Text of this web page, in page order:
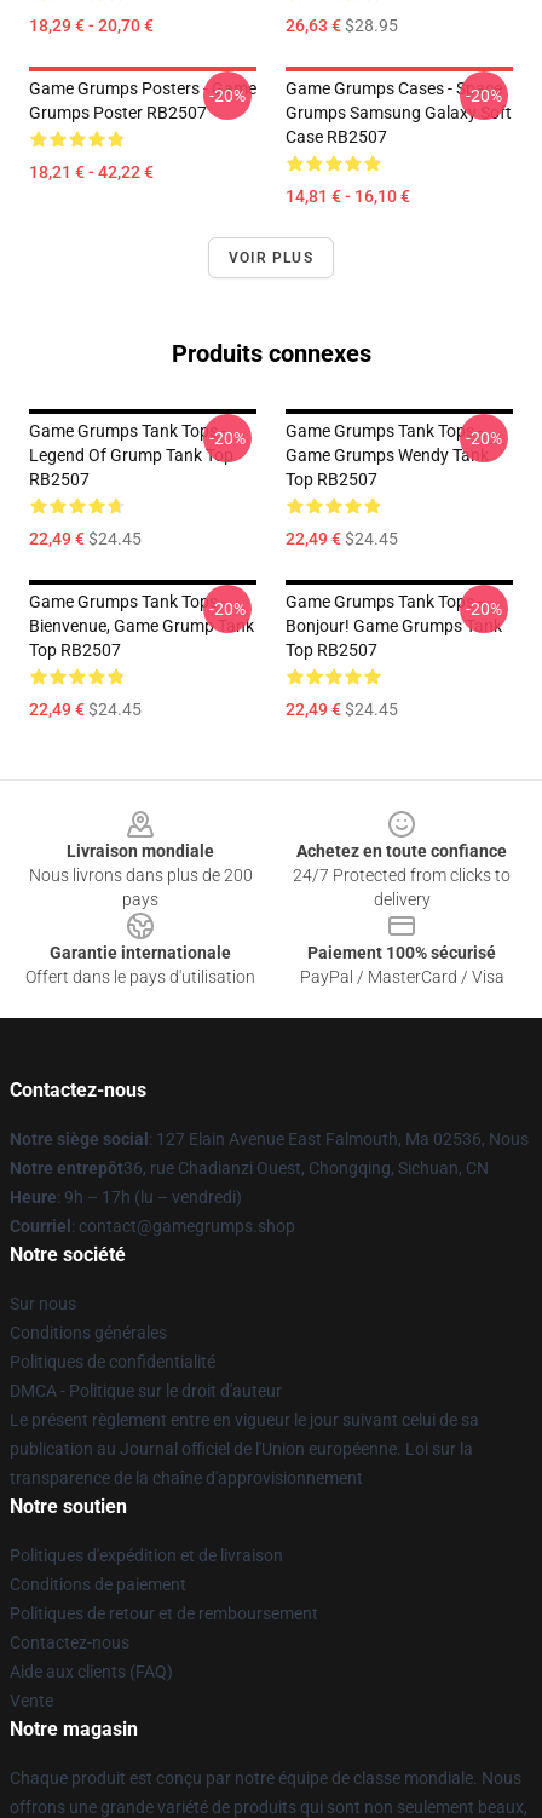
18,29 € - 20,70 € 26,63 €$28.95
Game Grumps Posters - Game
Grumps Poster RB2507
18,21 € - 42,22 €
-20%
Game Grumps Cases - Space
Grumps Samsung Galaxy Soft
Case RB2507
14,81 € - 16,10 €
-20%
VOIR PLUS
Produits connexes
Game Grumps Tank Tops -
Legend Of Grump Tank Top
RB2507
22,49 €$24.45
-20%
Game Grumps Tank Tops -
Game Grumps Wendy Tank
Top RB2507
22,49 €$24.45
-20%
Game Grumps Tank Tops -
Bienvenue, Game Grump Tank
Top RB2507
22,49 €$24.45
-20%
Game Grumps Tank Tops -
Bonjour! Game Grumps Tank
Top RB2507
22,49 €$24.45
-20%
Livraison mondiale
Nous livrons dans plus de 200
pays
Achetez en toute confiance
24/7 Protected from clicks to
delivery
Garantie internationale
Offert dans le pays d'utilisation
Paiement 100% sécurisé
PayPal / MasterCard / Visa
Contactez-nous
Notre siège social : 127 Elain Avenue East Falmouth, Ma 02536, Nous
Notre entrepôt36, rue Chadianzi Ouest, Chongqing, Sichuan, CN
Heure: 9h – 17h (lu – vendredi)
Courriel : contact@gamegrumps.shop
Notre société
Sur nous
Conditions générales
Politiques de confidentialité
DMCA - Politique sur le droit d'auteur
Le présent règlement entre en vigueur le jour suivant celui de sa
publication au Journal officiel de l'Union européenne. Loi sur la
transparence de la chaîne d'approvisionnement
Notre soutien
Politiques d'expédition et de livraison
Conditions de paiement
Politiques de retour et de remboursement
Contactez-nous
Aide aux clients (FAQ)
Vente
Notre magasin
Chaque produit est conçu par notre équipe de classe mondiale. Nous
offrons une grande variété de produits qui sont non seulement beaux,